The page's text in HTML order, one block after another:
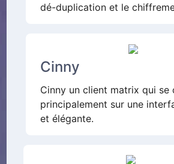
dé-duplication et le
Cinny
Cinny un client matrix qui se
principalement sur une
et élégante.